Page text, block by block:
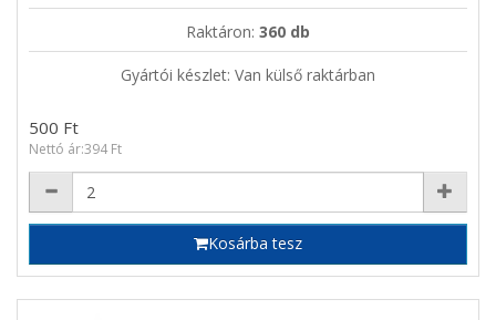
Raktáron: 360 db
Gyártói készlet: Van külső raktárban
500 Ft
Nettó ár:394 Ft
Kosárba tesz